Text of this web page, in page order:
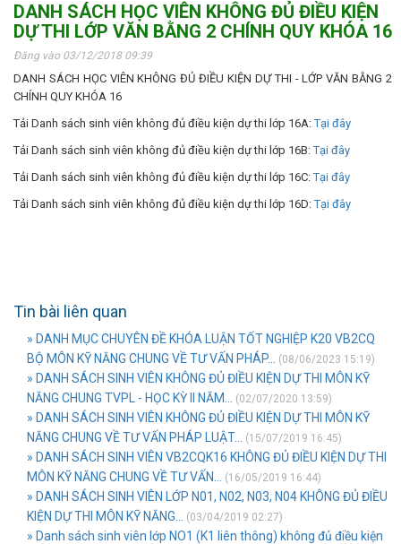
DANH SÁCH HỌC VIÊN KHÔNG ĐỦ ĐIỀU KIỆN
DỰ THI LỚP VĂN BẰNG 2 CHÍNH QUY KHÓA 16
Đăng vào 03/12/2018 09:39
DANH SÁCH HỌC VIÊN KHÔNG ĐỦ ĐIỀU KIỆN DỰ THI - LỚP VĂN BẰNG 2
CHÍNH QUY KHÓA 16
Tải Danh sách sinh viên không đủ điều kiện dự thi lớp 16A:Tại đây
Tải Danh sách sinh viên không đủ điều kiện dự thi lớp 16B:Tại đây
Tải Danh sách sinh viên không đủ điều kiện dự thi lớp 16C:Tại đây
Tải Danh sách sinh viên không đủ điều kiện dự thi lớp 16D:Tại đây
Tin bài liên quan
» DANH MỤC CHUYÊN ĐỀ KHÓA LUẬN TỐT NGHIỆP K20 VB2CQ
BỘ MÔN KỸ NĂNG CHUNG VỀ TƯ VẤN PHÁP...
(08/06/2023 15:19)
» DANH SÁCH SINH VIÊN KHÔNG ĐỦ ĐIỀU KIỆN DỰ THI MÔN KỸ
NĂNG CHUNG TVPL - HỌC KỲ II NĂM...
(02/07/2020 13:59)
» DANH SÁCH SINH VIÊN KHÔNG ĐỦ ĐIỀU KIỆN DỰ THI MÔN KỸ
NĂNG CHUNG VỀ TƯ VẤN PHÁP LUẬT...
(15/07/2019 16:45)
» DANH SÁCH SINH VIÊN VB2CQK16 KHÔNG ĐỦ ĐIỀU KIỆN DỰ THI
MÔN KỸ NĂNG CHUNG VỀ TƯ VẤN...
(16/05/2019 16:44)
» DANH SÁCH SINH VIÊN LỚP N01, N02, N03, N04 KHÔNG ĐỦ ĐIỀU
KIỆN DỰ THI MÔN KỸ NĂNG...
(03/04/2019 02:27)
» Danh sách sinh viên lớp NO1 (K1 liên thông) không đủ điều kiện